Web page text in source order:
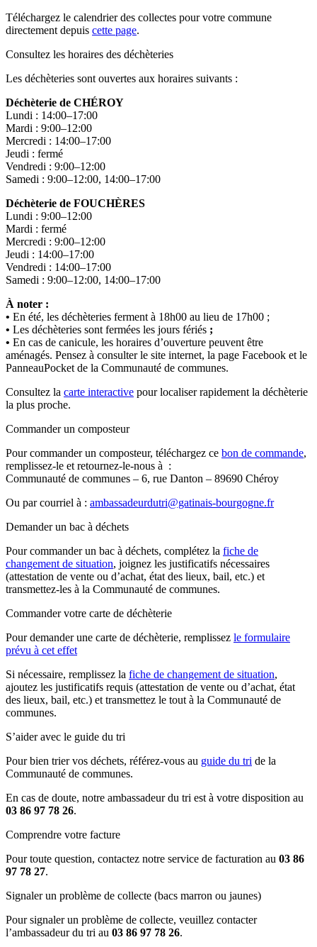
Téléchargez le calendrier des collectes pour votre commune
directement depuis cette page.
Consultez les horaires des déchèteries
Les déchèteries sont ouvertes aux horaires suivants :
Déchèterie de CHÉROY
Lundi : 14:00–17:00
Mardi : 9:00–12:00
Mercredi : 14:00–17:00
Jeudi : fermé
Vendredi : 9:00–12:00
Samedi : 9:00–12:00, 14:00–17:00
Déchèterie de FOUCHÈRES
Lundi : 9:00–12:00
Mardi : fermé
Mercredi : 9:00–12:00
Jeudi : 14:00–17:00
Vendredi : 14:00–17:00
Samedi : 9:00–12:00, 14:00–17:00
À noter :
• En été, les déchèteries ferment à 18h00 au lieu de 17h00 ;
• Les déchèteries sont fermées les jours fériés ;
• En cas de canicule, les horaires d’ouverture peuvent être
aménagés. Pensez à consulter le site internet, la page Facebook et le
PanneauPocket de la Communauté de communes.
Consultez la carte interactive pour localiser rapidement la déchèterie
la plus proche.
Commander un composteur
Pour commander un composteur, téléchargez ce bon de commande,
remplissez-le et retournez-le-nous à :
Communauté de communes – 6, rue Danton – 89690 Chéroy
Ou par courriel à : ambassadeurdutri@gatinais-bourgogne.fr
Demander un bac à déchets
Pour commander un bac à déchets, complétez la fiche de
changement de situation, joignez les justificatifs nécessaires
(attestation de vente ou d’achat, état des lieux, bail, etc.) et
transmettez-les à la Communauté de communes.
Commander votre carte de déchèterie
Pour demander une carte de déchèterie, remplissez le formulaire
prévu à cet effet
Si nécessaire, remplissez la fiche de changement de situation,
ajoutez les justificatifs requis (attestation de vente ou d’achat, état
des lieux, bail, etc.) et transmettez le tout à la Communauté de
communes.
S’aider avec le guide du tri
Pour bien trier vos déchets, référez-vous au guide du tri de la
Communauté de communes.
En cas de doute, notre ambassadeur du tri est à votre disposition au
03 86 97 78 26.
Comprendre votre facture
Pour toute question, contactez notre service de facturation au 03 86
97 78 27.
Signaler un problème de collecte (bacs marron ou jaunes)
Pour signaler un problème de collecte, veuillez contacter
l’ambassadeur du tri au 03 86 97 78 26.